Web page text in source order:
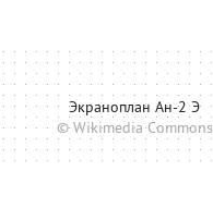
Экраноплан Ан-2 Э
© Wikimedia Commons